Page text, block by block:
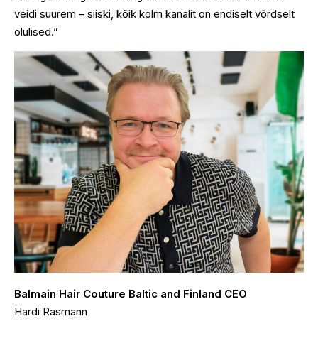
veidi suurem – siiski, kõik kolm kanalit on endiselt võrdselt
olulised.”
Balmain Hair Couture Baltic and Finland CEO
Hardi Rasmann